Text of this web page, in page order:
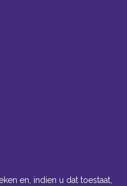
en, indien u dat toestaat,